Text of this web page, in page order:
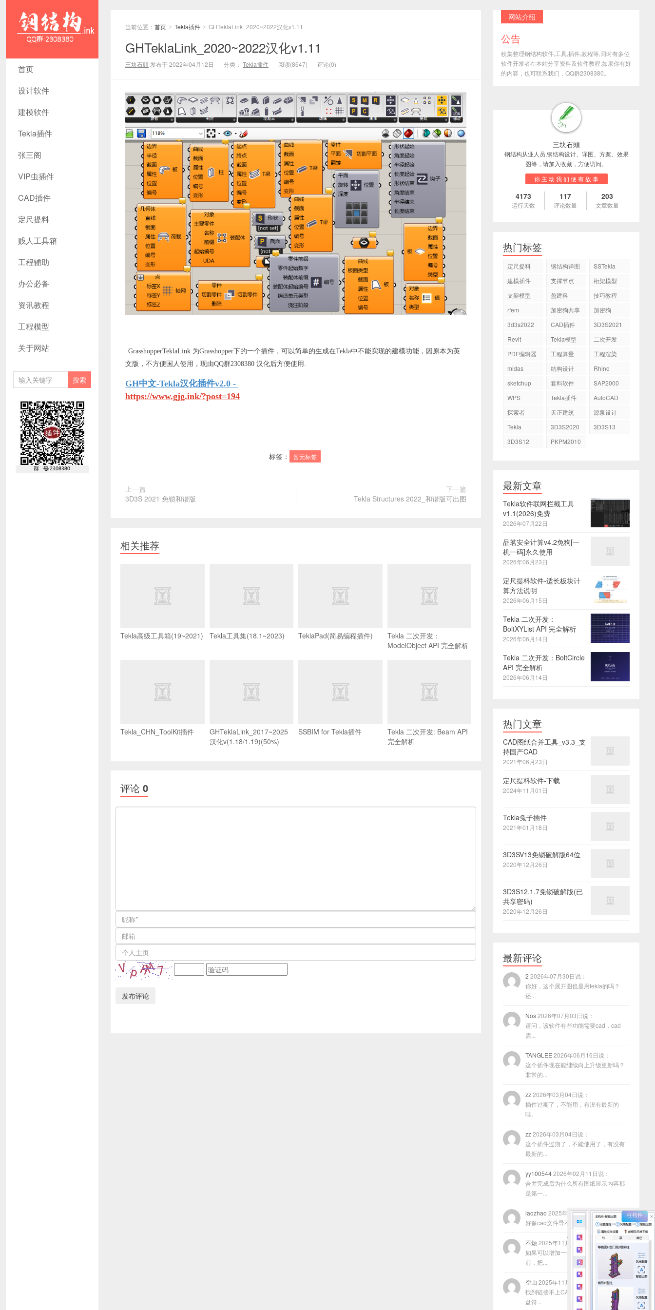
GHTeklaLink_2020~2022
汉化v1.11 -
钢结构资源
网 Tekla插
件 CAD工
具 犀牛GH
汉化 套料
首页
设计软件
建模软件
Tekla插件
张三阁
VIP虫插件
CAD插件
定尺提料
贱人工具箱
工程辅助
办公必备
资讯教程
工程模型
关于网站
当前位置： 首页 > Tekla插件 > GHTeklaLink_2020~2022汉化v1.11
GHTeklaLink_2020~2022汉化v1.11
三块石頭 发布于 2022年04月12日 分类： Tekla插件 阅读(8647) 评论(0)
GrasshopperTeklaLink 为Grasshopper下的一个插件，可以简单的生成在Tekla中不能实现的建模功能， 因原本为英
文版，不方便国人使用，现由QQ群2308380 汉化后方便使用.
GH中文-Tekla汉化插件v2.0 -
https://www.gjg.ink/?post=194
标签： 暂无标签
上一篇
3D3S 2021 免锁和谐版
下一篇
Tekla Structures 2022_和谐版可出图
相关推荐
Tekla高级工具箱(19~2021) Tekla工具集(18.1~2023) TeklaPad(简易编程插件)
Tekla 二次开发：
ModelObject API 完全解析
Tekla_CHN_ToolKit插件
GHTeklaLink_2017~2025
汉化v(1.18/1.19)(50%)
SSBIM for Tekla插件
Tekla 二次开发: Beam API
完全解析
评论 0
网站介绍
公告
收集整理钢结构软件,工具,插件,教程等,同时有多位
软件开发者在本站分享资料及软件教程,如果你有好
的内容，也可联系我们，QQ群2308380。
三块石頭
钢结构从业人员,钢结构设计、详图、方案、效果
图等，请加入收藏，方便访问。
你 主 动 我 们 便 有 故 事
4173
运行天数
117
评论数量
203
文章数量
热门标签
定尺提料 钢结构详图
SSTekla
建模插件
支撑节点
桁架模型
支架模型
盈建科
技巧教程
rfem
加密狗共享
加密狗
3d3s2022
CAD插件
3D3S2021
Revit
Tekla模型
二次开发
PDF编辑器
工程算量
工程渲染
midas
结构设计
Rhino
sketchup
套料软件
SAP2000
WPS
Tekla插件
AutoCAD
探索者
天正建筑
源泉设计
Tekla
3D3S2020
3D3S13
3D3S12
PKPM2010
最新文章
Tekla软件联网拦截工具
v1.1(2026)免费
2026年07月22日
品茗安全计算v4.2免狗[一
机一码]永久使用
2026年06月23日
定尺提料软件-适长板块计
算方法说明
2026年06月15日
Tekla 二次开发：
BoltXYList API 完全解析
2026年06月14日
Tekla 二次开发：BoltCircle
API 完全解析
2026年06月14日
热门文章
CAD图纸合并工具_v3.3_支
持国产CAD
2021年06月23日
定尺提料软件-下载
2024年11月01日
Tekla兔子插件
2021年01月18日
3D3SV13免锁破解版64位
2020年12月26日
3D3S12.1.7免锁破解版(已
共享密码)
2020年12月26日
最新评论
2 2026年07月30日说：
你好，这个展开图也是用tekla的吗？
还...
Nos2026年07月03日说：
请问，该软件有些功能需要cad，cad
需...
TANGLEE 2026年06月16日说：
这个插件现在能继续向上升级更新吗？
非常的...
zz2026年03月04日说：
插件过期了，不能用，有没有最新的
哇。
zz2026年03月04日说：
这个插件过期了，不能使用了，有没有
最新的...
yy1005442026年02月11日说：
合并完成后为什么所有图纸显示内容都
是第一...
laozhao 2025年11月22日说：
好像cad文件导不进去咋回事？
不烦2025年11月17日说：
如果可以增加一个功能，就是在合并以
前，把...
空山 2025年11月13日说：
找到链接不上CAD的原因了，程序放在
盘符...